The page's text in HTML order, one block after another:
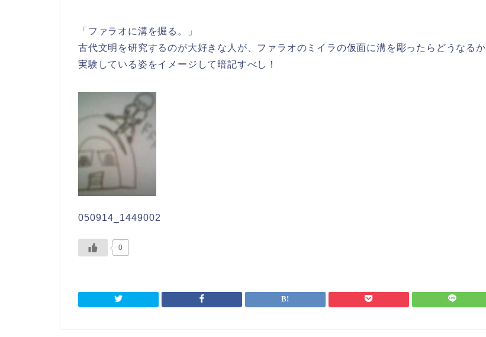
「ファラオに溝を掘る。」
古代文明を研究するのが大好きな人が、ファラオのミイラの仮面に溝を彫ったらどうなるか
実験している姿をイメージして暗記すべし！
050914_1449002
0